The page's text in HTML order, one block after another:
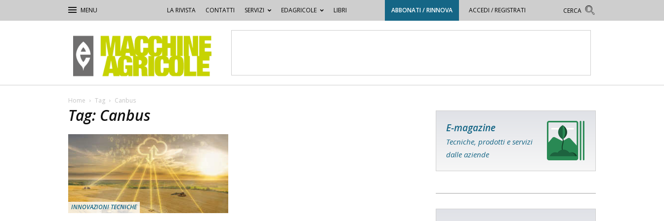
LA RIVISTA CONTATTI SERVIZI EDAGRICOLE LIBRI ABBONATI / RINNOVA ACCEDI / REGISTRATI
Macchine
Agricole
Home Tag Canbus
Tag: Canbus
INNOVAZIONI TECNICHE
E-magazine
Tecniche, prodotti e servizi
dalle aziende